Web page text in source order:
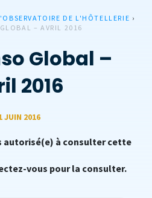
DE L'HÔTELLERIE ›
– AVRIL 2016
Global –
2016
JUIN 2016
autorisé(e) à consulter cette
vous pour la consulter.